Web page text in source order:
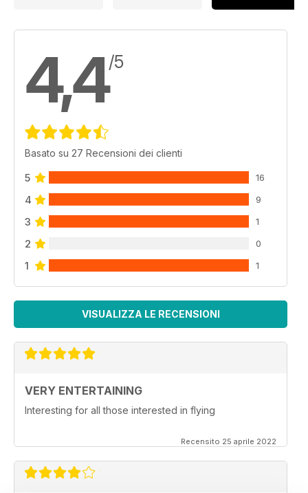
4,4/5
Basato su 27 Recensioni dei clienti
5 16
4 9
3 1
2 0
1 1
VISUALIZZA LE RECENSIONI
VERY ENTERTAINING
Interesting for all those interested in flying
Recensito 25 aprile 2022